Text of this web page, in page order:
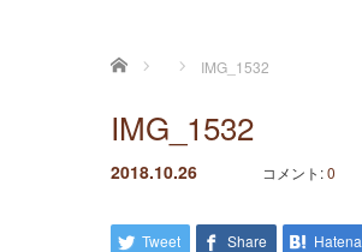
ホーム IMG_1532
IMG_1532
2018.10.26 コメント:0
Tweet Share Hatena